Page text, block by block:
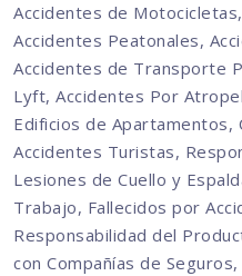
Accidentes de
Accidentes Peatonales,
Accidentes de Transporte
Lyft, Accidentes Por
Edificios de Apartamentos,
Accidentes Turistas,
Lesiones de Cuello y
Trabajo, Fallecidos por
Responsabilidad del
con Compañías de